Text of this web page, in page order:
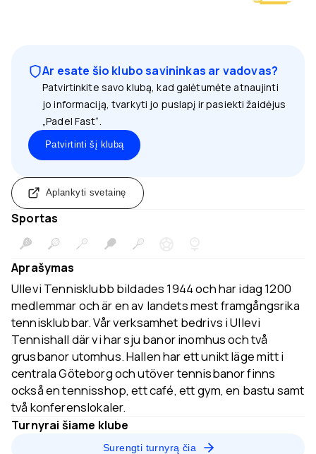
Ar esate šio klubo savininkas ar vadovas?
Patvirtinkite savo klubą, kad galėtumėte atnaujinti
jo informaciją, tvarkyti jo puslapį ir pasiekti žaidėjus
„Padel Fast“.
Patvirtinti šį klubą
Aplankyti svetainę
Sportas
Aprašymas
Ullevi Tennisklubb bildades 1944 och har idag 1200
medlemmar och är en av landets mest framgångsrika
tennisklubbar. Vår verksamhet bedrivs i Ullevi
Tennishall där vi har sju banor inomhus och två
grusbanor utomhus. Hallen har ett unikt läge mitt i
centrala Göteborg och utöver tennisbanor finns
också en tennisshop, ett café, ett gym, en bastu samt
två konferenslokaler.
Turnyrai šiame klube
Surengti turnyrą čia